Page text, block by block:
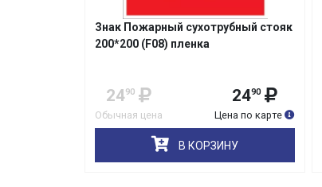
Знак Пожарный сухотрубный стояк
200*200 (F08) пленка
2490
Обычная цена
2490
Цена по карте
В КОРЗИНУ